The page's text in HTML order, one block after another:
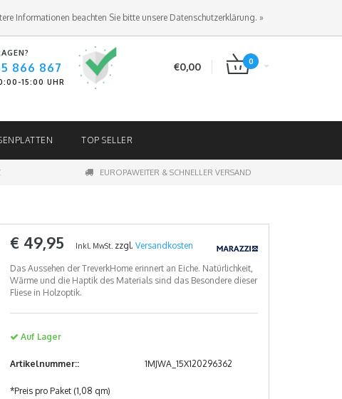
ANMELDEN KUNDENKONTO ANLEGEN
866 867
15:00 UHR
€0,00 0
TOP SELLER
EUROPAWEITER & SCHNELLER VERSAND
€ 49,95 Inkl. MwSt. zzgl. Versandkosten
Das Aussehen der TreverkHome erinnert an Eiche. Natürlichkeit,
Wärme und die Haptik des Materials sind das Besondere dieser
Fliese in Holzoptik.
Auf Lager
Artikelnummer:: 1MJWA_15X120296362
*Preis pro Paket (1,08 qm)
Informationen beachten Sie bitte unsere Datenschutzerklärung. »